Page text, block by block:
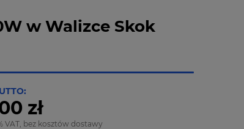
w Walizce Skok
zł
VAT, bez kosztów dostawy